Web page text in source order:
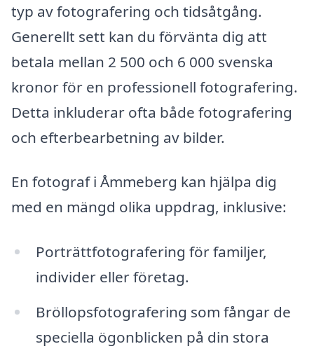
typ av fotografering och tidsåtgång.
Generellt sett kan du förvänta dig att
betala mellan 2 500 och 6 000 svenska
kronor för en professionell fotografering.
Detta inkluderar ofta både fotografering
och efterbearbetning av bilder.
En fotograf i Åmmeberg kan hjälpa dig
med en mängd olika uppdrag, inklusive:
Porträttfotografering för familjer,
individer eller företag.
Bröllopsfotografering som fångar de
speciella ögonblicken på din stora